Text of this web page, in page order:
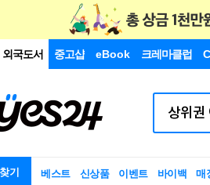
외국도서 중고샵 eBook 크레마클럽
기 베스트 신상품 이벤트 바이백 매